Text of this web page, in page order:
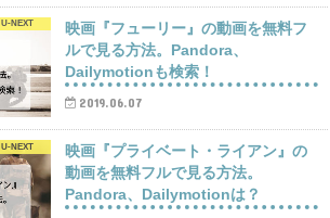
U-NEXT
映画『フューリー』の動画を無料フ
ルで見る方法。Pandora、
Dailymotionも検索！
2019.06.07
U-NEXT
映画『プライベート・ライアン』の
動画を無料フルで見る方法。
Pandora、Dailymotionは？